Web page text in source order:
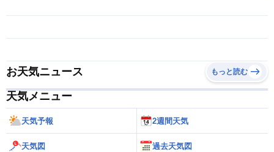
お天気ニュース もっと読む
天気メニュー
天気予報 2週間天気
天気図 過去天気図